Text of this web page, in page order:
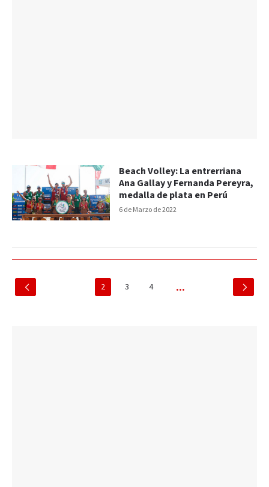
6 de Marzo de 2022
Beach Volley: La entrerriana
Ana Gallay y Fernanda Pereyra,
medalla de plata en Perú
2 3 4